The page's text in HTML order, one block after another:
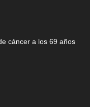
cáncer a los 69 años